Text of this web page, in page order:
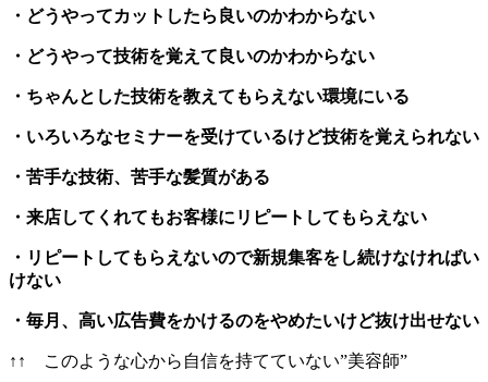
・どうやってカットしたら良いのかわからない
・どうやって技術を覚えて良いのかわからない
・ちゃんとした技術を教えてもらえない環境にいる
・いろいろなセミナーを受けているけど技術を覚えられない
・苦手な技術、苦手な髪質がある
・来店してくれてもお客様にリピートしてもらえない
・リピートしてもらえないので新規集客をし続けなければい
けない
・毎月、高い広告費をかけるのをやめたいけど抜け出せない
↑↑ このような心から自信を持てていない”美容師”